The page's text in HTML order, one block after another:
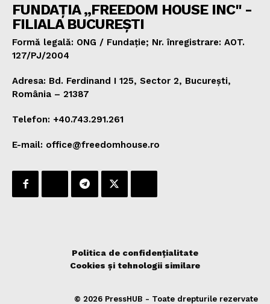
FUNDAȚIA „FREEDOM HOUSE INC" -
FILIALA BUCUREȘTI
Formă legală: ONG / Fundație; Nr. înregistrare: AOT.
127/PJ/2004
Adresa: Bd. Ferdinand I 125, Sector 2, București,
România – 21387
Telefon: +40.743.291.261
E-mail: office@freedomhouse.ro
Politica de confidențialitate
Cookies și tehnologii similare
© 2026 PressHUB - Toate drepturile rezervate